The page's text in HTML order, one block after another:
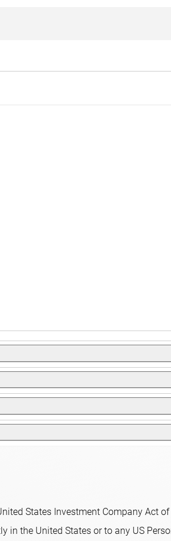
adicionales.
consiguiente, su rendimiento global
de países desarrollados y
de países es un factor
y aplica la política de buen
delegación y la interacción.
para garantizar que las posiciones
States Investment Company Act
in the United States or to any US